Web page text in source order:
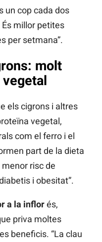
un cop cada dos
millor petites
per setmana”.
molt
els cigrons i altres
vegetal,
com el ferro i el
part de la dieta
risc de
i obesitat”.
a la inflorés,
priva moltes
beneficis. “La clau